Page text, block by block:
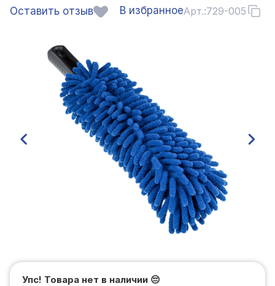
Оставить отзыв В избранноеАрт.:729-005
Упс! Товара нет в наличии 😔